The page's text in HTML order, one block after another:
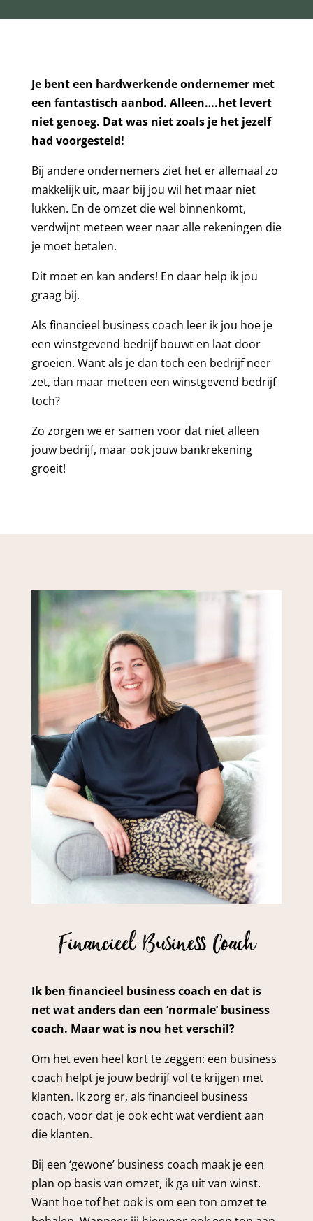
Je bent een hardwerkende ondernemer met
een fantastisch aanbod. Alleen….het levert
niet genoeg. Dat was niet zoals je het jezelf
had voorgesteld!
Bij andere ondernemers ziet het er allemaal zo
makkelijk uit, maar bij jou wil het maar niet
lukken. En de omzet die wel binnenkomt,
verdwijnt meteen weer naar alle rekeningen die
je moet betalen.
Dit moet en kan anders! En daar help ik jou
graag bij.
Als financieel business coach leer ik jou hoe je
een winstgevend bedrijf bouwt en laat door
groeien. Want als je dan toch een bedrijf neer
zet, dan maar meteen een winstgevend bedrijf
toch?
Zo zorgen we er samen voor dat niet alleen
jouw bedrijf, maar ook jouw bankrekening
groeit!
Financieel Business Coach
Ik ben financieel business coach en dat is
net wat anders dan een ‘normale’ business
coach. Maar wat is nou het verschil?
Om het even heel kort te zeggen: een business
coach helpt je jouw bedrijf vol te krijgen met
klanten. Ik zorg er, als financieel business
coach, voor dat je ook echt wat verdient aan
die klanten.
Bij een ‘gewone’ business coach maak je een
plan op basis van omzet, ik ga uit van winst.
Want hoe tof het ook is om een ton omzet te